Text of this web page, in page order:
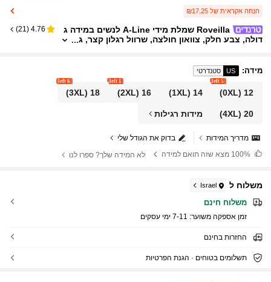
הנחה אקראית של ₪17.25
Roveilla שמלת מידי A-Line לנשים במידה ג
דולה, צבע חלק, צוואון חולצה, שרוול רגלון קצר, ג
רד, נסיעות, עסקי קז'ואל, חוף, חופשה, תה אחר הצהר
יים, רחוב, מינימליסטי, וינטג', אוסטרלי, פנאי, בוהמי,
חופשת אי, אביב קיץ, חדש
4.76
(
21
)
מידה:
US סטנדרטי
12
(0XL)
5 left
14
(1XL)
16
(2XL)
1 left
18
(3XL)
6 left
20
(4XL) מידות רגילות
בדוק את הגודל שלי
מדריך המידות
מצא שזה תואם למידה לא המידה שלך? ספרו לנו
משלוח ל Israel
משלוח חינם
זמן אספקה ​​משוער: 7-11 ימי עסקים
החזרות בחינם
תשלומים בטוחים · הגנת הפרטיות